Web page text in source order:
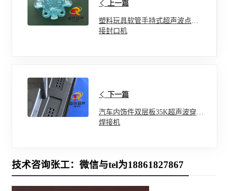
上一篇
塑料玩具软管手持式超声波点焊
接封口机
下一篇
汽车内饰件双层板35K超声波穿刺
焊接机
技术咨询张工：微信与tel为18861827867